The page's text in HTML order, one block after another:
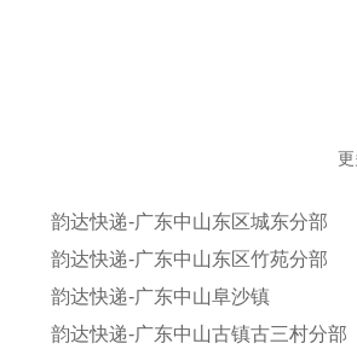
韵达快递-广东中山东区城东分部
韵达快递-广东中山东区竹苑分部
韵达快递-广东中山阜沙镇
韵达快递-广东中山古镇古三村分部